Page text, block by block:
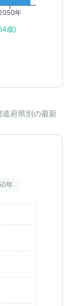
年
歳)
府県別の最新
年